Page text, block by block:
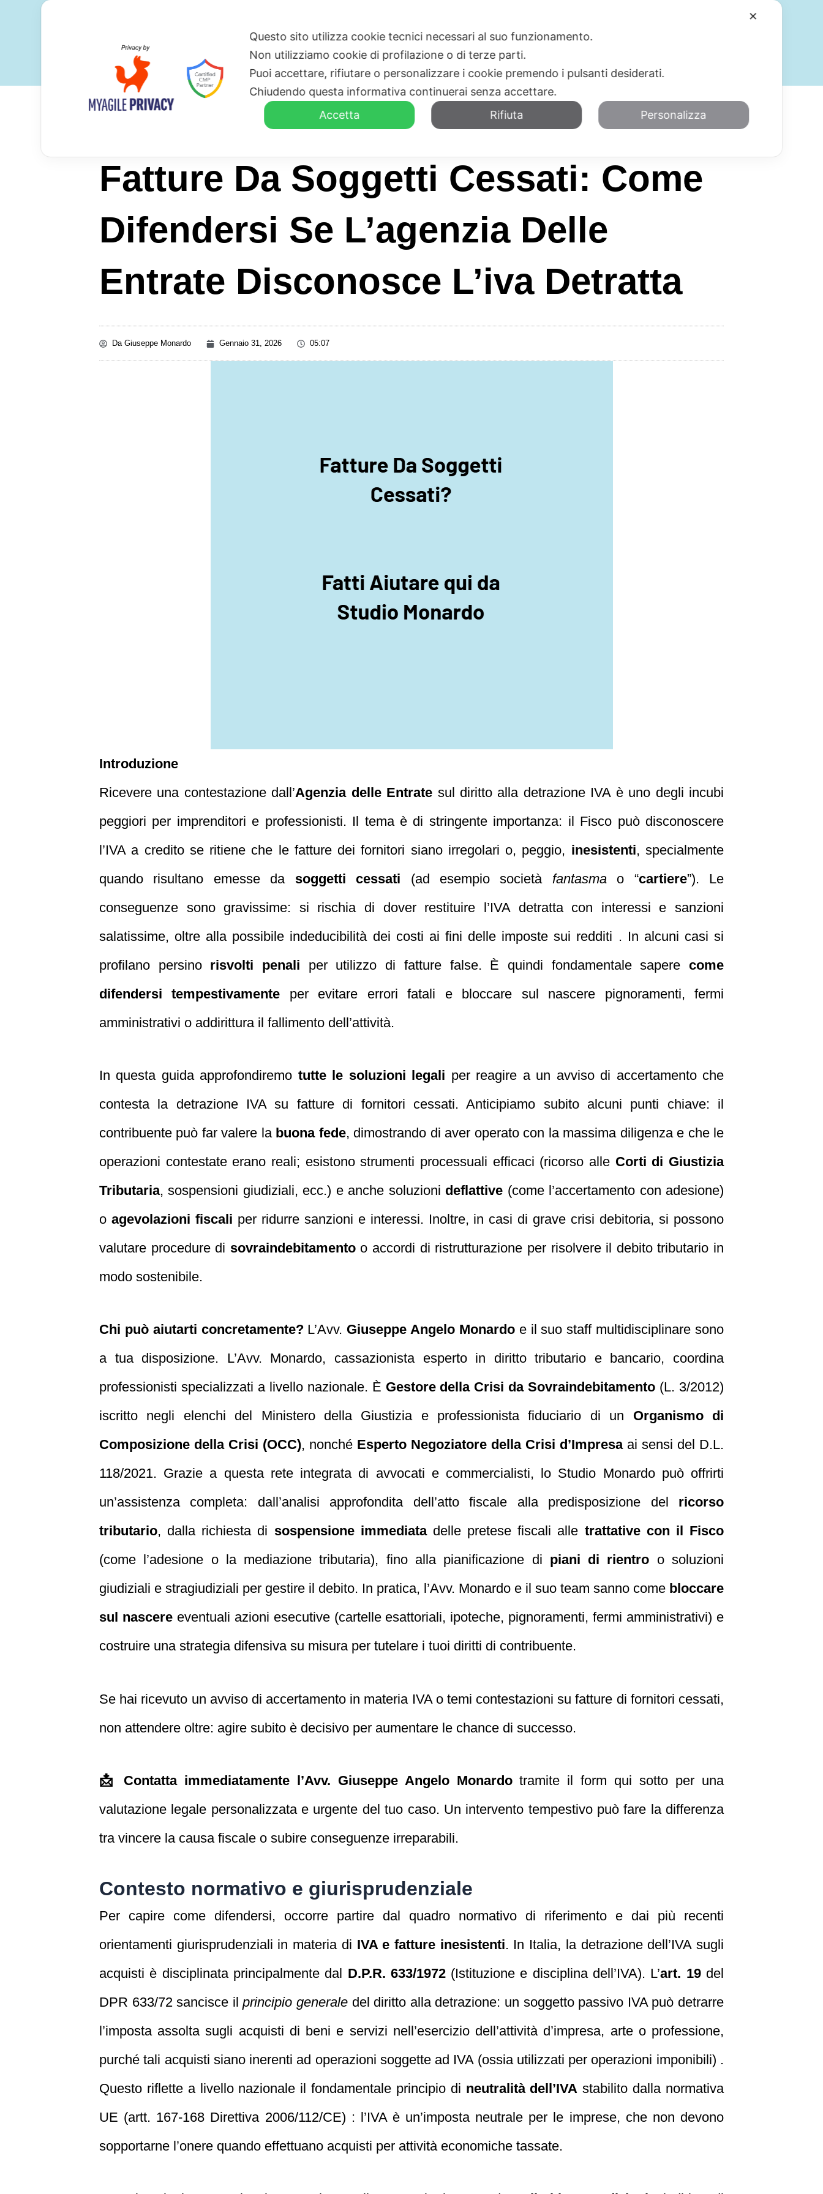
HOME CHI SIAMO SERVIZI
Fatture Da Soggetti Cessati: Come
Difendersi Se L’agenzia Delle
Entrate Disconosce L’iva Detratta
DaGiuseppe Monardo Gennaio 31, 2026 05:07
Introduzione
Ricevere una contestazione dall’Agenzia delle Entrate sul diritto alla detrazione IVA è uno degli incubi
peggiori per imprenditori e professionisti. Il tema è di stringente importanza: il Fisco può disconoscere
l’IVA a credito se ritiene che le fatture dei fornitori siano irregolari o, peggio, inesistenti, specialmente
quando risultano emesse da soggetti cessati (ad esempio società fantasmao “cartiere”). Le
conseguenze sono gravissime: si rischia di dover restituire l’IVA detratta con interessi e sanzioni
salatissime, oltre alla possibile indeducibilità dei costi ai fini delle imposte sui redditi . In alcuni casi si
profilano persino risvolti penali per utilizzo di fatture false. È quindi fondamentale saperecome
difendersi tempestivamente per evitare errori fatali e bloccare sul nascere pignoramenti, fermi
amministrativi o addirittura il fallimento dell’attività.
In questa guida approfondiremo tutte le soluzioni legali per reagire a un avviso di accertamento che
contesta la detrazione IVA su fatture di fornitori cessati. Anticipiamo subito alcuni punti chiave: il
contribuente può far valere la buona fede, dimostrando di aver operato con la massima diligenza e che le
operazioni contestate erano reali; esistono strumenti processuali efficaci (ricorso alle Corti di Giustizia
Tributaria, sospensioni giudiziali, ecc.) e anche soluzioni deflattive (come l’accertamento con adesione)
o agevolazioni fiscali per ridurre sanzioni e interessi. Inoltre, in casi di grave crisi debitoria, si possono
valutare procedure di sovraindebitamentoo accordi di ristrutturazione per risolvere il debito tributario in
modo sostenibile.
Chi può aiutarti concretamente?L’Avv. Giuseppe Angelo Monardoe il suo staff multidisciplinare sono
a tua disposizione. L’Avv. Monardo, cassazionista esperto in diritto tributario e bancario, coordina
professionisti specializzati a livello nazionale. È Gestore della Crisi da Sovraindebitamento (L. 3/2012)
iscritto negli elenchi del Ministero della Giustizia e professionista fiduciario di un Organismo di
Composizione della Crisi (OCC), nonché Esperto Negoziatore della Crisi d’Impresaai sensi del D.L.
118/2021. Grazie a questa rete integrata di avvocati e commercialisti, lo Studio Monardo può offrirti
un’assistenza completa: dall’analisi approfondita dell’atto fiscale alla predisposizione del ricorso
tributario, dalla richiesta di sospensione immediatadelle pretese fiscali alle trattative con il Fisco
(come l’adesione o la mediazione tributaria), fino alla pianificazione di piani di rientro o soluzioni
giudiziali e stragiudiziali per gestire il debito. In pratica, l’Avv. Monardo e il suo team sanno come bloccare
sul nascereeventuali azioni esecutive (cartelle esattoriali, ipoteche, pignoramenti, fermi amministrativi) e
costruire una strategia difensiva su misura per tutelare i tuoi diritti di contribuente.
Se hai ricevuto un avviso di accertamento in materia IVA o temi contestazioni su fatture di fornitori cessati,
non attendere oltre: agire subito è decisivo per aumentare le chance di successo.
📩 Contatta immediatamente l’Avv. Giuseppe Angelo Monardotramite il form qui sotto per una
valutazione legale personalizzata e urgente del tuo caso. Un intervento tempestivo può fare la differenza
tra vincere la causa fiscale o subire conseguenze irreparabili.
Contesto normativo e giurisprudenziale
Per capire come difendersi, occorre partire dal quadro normativo di riferimento e dai più recenti
orientamenti giurisprudenziali in materia di IVA e fatture inesistenti. In Italia, la detrazione dell’IVA sugli
acquisti è disciplinata principalmente dal D.P.R. 633/1972(Istituzione e disciplina dell’IVA). L’art. 19del
DPR 633/72 sancisce ilprincipio generale del diritto alla detrazione: un soggetto passivo IVA può detrarre
l’imposta assolta sugli acquisti di beni e servizi nell’esercizio dell’attività d’impresa, arte o professione,
purché tali acquisti siano inerenti ad operazioni soggette ad IVA (ossia utilizzati per operazioni imponibili) .
Questo riflette a livello nazionale il fondamentale principio di neutralità dell’IVA stabilito dalla normativa
UE (artt. 167-168 Direttiva 2006/112/CE) : l’IVA è un’imposta neutrale per le imprese, che non devono
sopportarne l’onere quando effettuano acquisti per attività economiche tassate.
✕
Questo sito utilizza cookie tecnici necessari al suo funzionamento.
Non utilizziamo cookie di profilazione o di terze parti.
Puoi accettare, rifiutare o personalizzare i cookie premendo i pulsanti desiderati.
Chiudendo questa informativa continuerai senza accettare.
Accetta
Rifiuta Personalizza